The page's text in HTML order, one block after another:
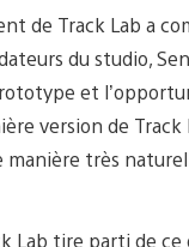
de Track Lab a
du studio,
et
version de
manière très
Lab tire parti de